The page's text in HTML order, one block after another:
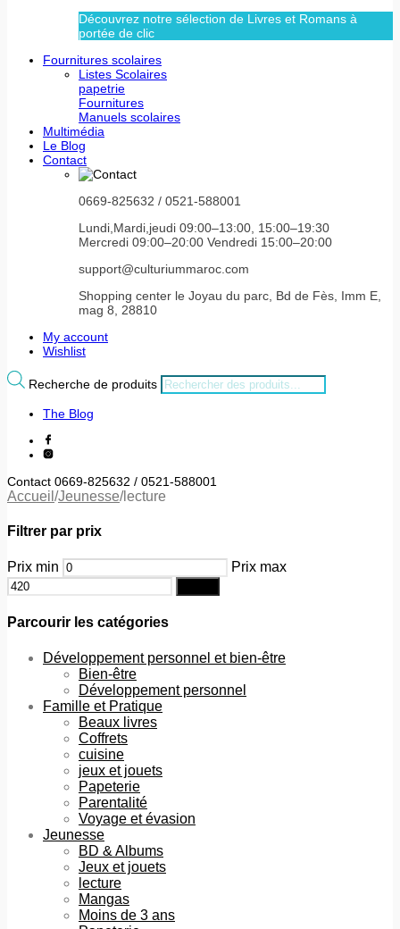
Découvrez notre sélection de Livres et Romans à
portée de clic
Fournitures scolaires
Listes Scolaires
papetrie
Fournitures
Manuels scolaires
Multimédia
Le Blog
Contact
0669-825632 / 0521-588001
Lundi,Mardi,jeudi 09:00–13:00, 15:00–19:30
Mercredi 09:00–20:00 Vendredi 15:00–20:00
support@culturiummaroc.com
Shopping center le Joyau du parc, Bd de Fès, Imm E,
mag 8, 28810
My account
Wishlist
Recherche de produits
The Blog
Contact 0669-825632 / 0521-588001
Accueil /Jeunesse/lecture
Filtrer par prix
Prix min Prix max
Parcourir les catégories
Développement personnel et bien-être
Bien-être
Développement personnel
Famille et Pratique
Beaux livres
Coffrets
cuisine
jeux et jouets
Papeterie
Parentalité
Voyage et évasion
Jeunesse
BD & Albums
Jeux et jouets
lecture
Mangas
Moins de 3 ans